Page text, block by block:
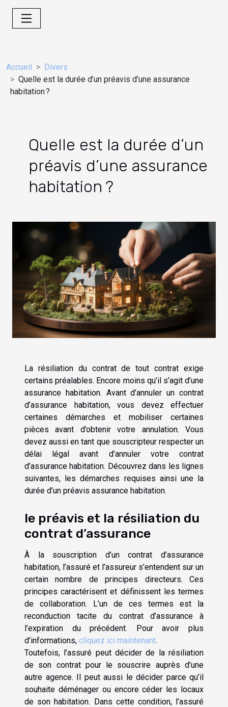
Accueil
Divers
Quelle est la durée d’un préavis d’une assurance
habitation ?
Quelle est la durée d’un
préavis d’une assurance
habitation ?
La résiliation du contrat de tout contrat exige
certains préalables. Encore moins qu’il s’agit d’une
assurance habitation. Avant d’annuler un contrat
d’assurance habitation, vous devez effectuer
certaines démarches et mobiliser certaines
pièces avant d’obtenir votre annulation. Vous
devez aussi en tant que souscripteur respecter un
délai légal avant d’annuler votre contrat
d’assurance habitation. Découvrez dans les lignes
suivantes, les démarches requises ainsi une la
durée d’un préavis assurance habitation.
le préavis et la résiliation du
contrat d’assurance
À la souscription d’un contrat d’assurance
habitation, l’assuré et l’assureur s’entendent sur un
certain nombre de principes directeurs. Ces
principes caractérisent et définissent les termes
de collaboration. L’un de ces termes est la
reconduction tacite du contrat d’assurance à
l’expiration du précédent. Pour avoir plus
d’informations, cliquez ici maintenant.
Toutefois, l’assuré peut décider de la résiliation
de son contrat pour le souscrire auprès d’une
autre agence. Il peut aussi le décider parce qu’il
souhaite déménager ou encore céder les locaux
de son habitation. Dans cette condition, l’assuré